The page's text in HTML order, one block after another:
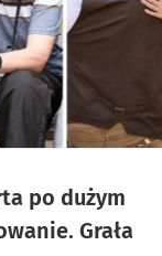
po dużym
Grała